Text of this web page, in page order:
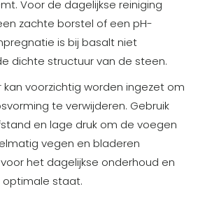
Voor de dagelijkse reiniging
zachte borstel of een pH-
is bij basalt niet
dichte structuur van de steen.
kan voorzichtig worden ingezet om
te verwijderen. Gebruik
en lage druk om de voegen
vegen en bladeren
het dagelijkse onderhoud en
optimale staat.